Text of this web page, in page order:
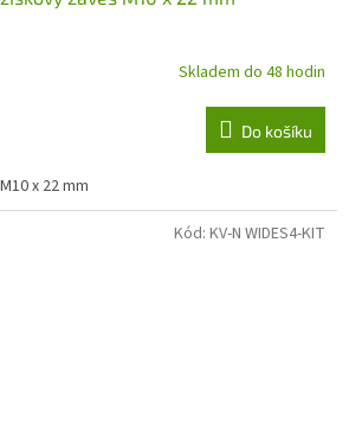
Skladem do 48 hodin
Do košíku
x 22 mm
Kód: KV-N WIDES4-KIT